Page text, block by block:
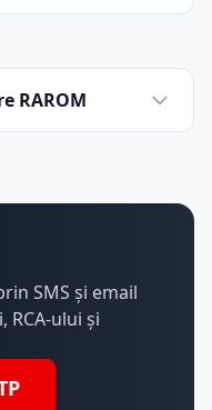
RAROM
SMS și email
RCA-ului și